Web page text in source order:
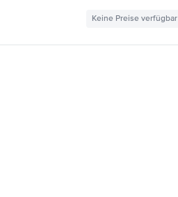
Keine Preise verfügbar